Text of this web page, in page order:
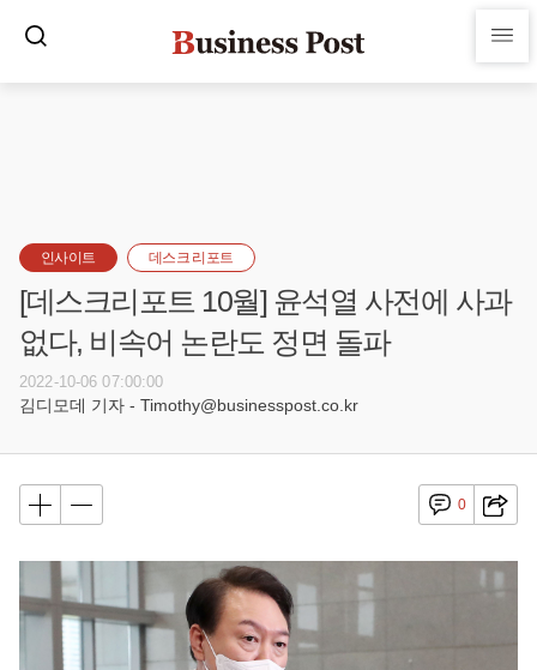
인사이트 데스크 리포트
[데스크리포트 10월] 윤석열 사전에 사과
없다, 비속어 논란도 정면 돌파
2022-10-06 07:00:00
김디모데 기자 - Timothy@businesspost.co.kr
0